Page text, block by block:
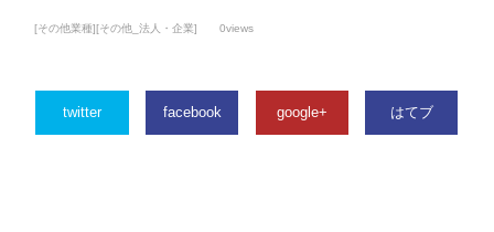
[その他業種][その他_法人・企業] 0views
twitter facebook google+ はてブ